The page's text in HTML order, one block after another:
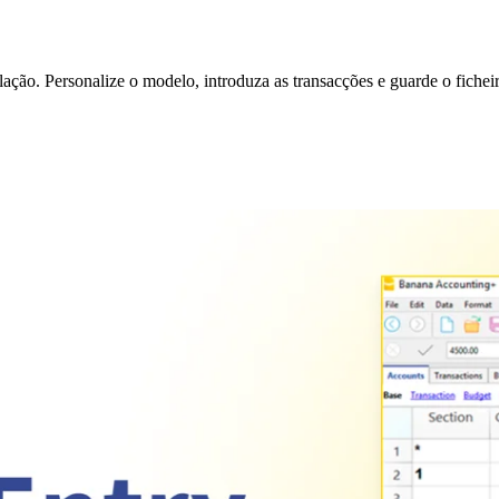
Personalize o modelo, introduza as transacções e guarde o